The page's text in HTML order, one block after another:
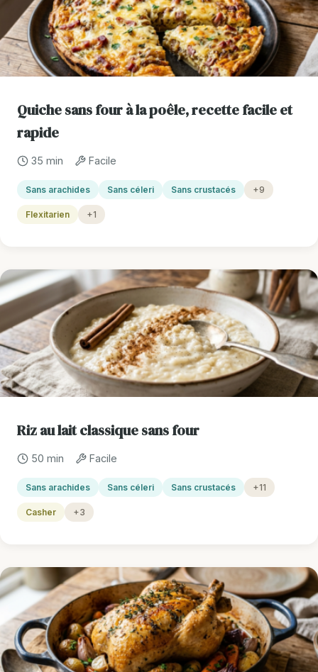
Quiche sans four à la poêle, recette facile et
rapide
35 min Facile
Sans arachides Sans céleri Sans crustacés +9
Flexitarien +1
Riz au lait classique sans four
50 min Facile
Sans arachides Sans céleri Sans crustacés +11
Casher +3